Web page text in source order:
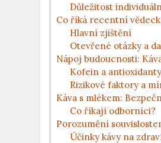
Důležitost
Co říká recentní
Hlavní zjištění
Otevřené otázky a
Nápoj budoucnosti:
Kofein a antioxidanty
Rizikové faktory a
Káva s mlékem:
Co říkají odborníci?
Porozumění
Účinky kávy na